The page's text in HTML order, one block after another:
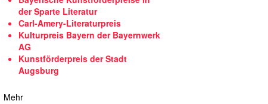
der Sparte Literatur
Carl-Amery-Literaturpreis
Kulturpreis Bayern der Bayernwerk
AG
Kunstförderpreis der Stadt
Augsburg
Mehr